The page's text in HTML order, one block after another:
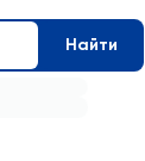
Найти